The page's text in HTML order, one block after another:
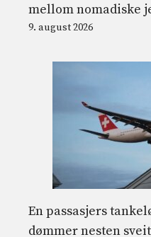
mellom nomadiske
9. august 2026
En passasjers
dømmer nesten